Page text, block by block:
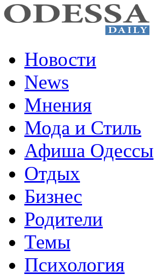
Новости
News
Мнения
Мода и Стиль
Афиша Одессы
Отдых
Бизнес
Родители
Темы
Психология